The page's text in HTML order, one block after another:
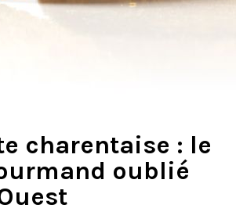
charentaise : le
oublié